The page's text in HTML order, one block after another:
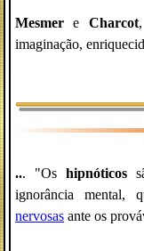
Mesmer e Charcot
imaginação,
... "Os hipnóticos
ignorância mental,
nervosas ante os